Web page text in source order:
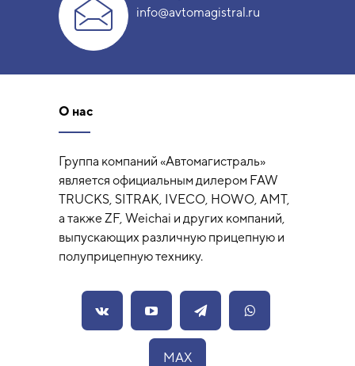
info@avtomagistral.ru
О нас
Группа компаний «Автомагистраль»
является официальным дилером FAW
TRUCKS, SITRAK, IVECO, HOWO, AMT,
а также ZF, Weichai и других компаний,
выпускающих различную прицепную и
полуприцепную технику.
MAX